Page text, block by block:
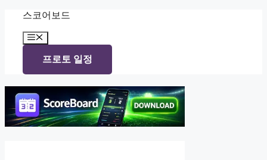
content
스코어보드
Menu
프로토 일정